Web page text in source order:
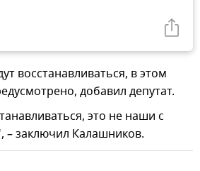
восстанавливаться, в этом
добавил депутат.
это не наши с
– заключил Калашников.